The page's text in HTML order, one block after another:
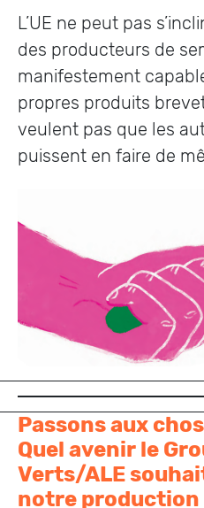
L’UE ne peut pas
des producteurs de
manifestement
propres produits
veulent pas que les
puissent en faire de
Passons aux
Quel avenir le
Verts/ALE
notre